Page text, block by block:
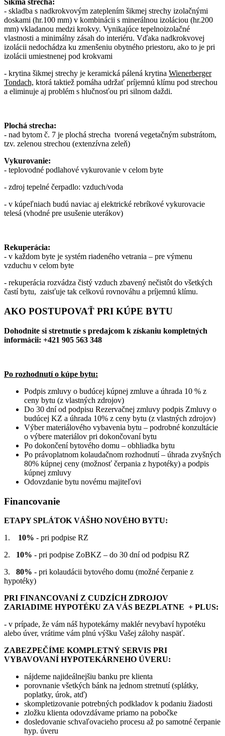
Šikmá strecha:
- skladba s nadkrokvovým zateplením šikmej strechy izolačnými
doskami (hr.100 mm) v kombinácii s minerálnou izoláciou (hr.200
mm) vkladanou medzi krokvy. Vynikajúce tepelnoizolačné
vlastnosti a minimálny zásah do interiéru. Vďaka nadkrokvovej
izolácii nedochádza ku zmenšeniu obytného priestoru, ako to je pri
izolácii umiestnenej pod krokvami
- krytina šikmej strechy je keramická pálená krytina Wienerberger
Tondach, ktorá taktiež pomáha udržať príjemnú klímu pod strechou
a eliminuje aj problém s hlučnosťou pri silnom daždi.
Plochá strecha:
- nad bytom č. 7 je plochá strecha tvorená vegetačným substrátom,
tzv. zelenou strechou (extenzívna zeleň)
Vykurovanie:
- teplovodné podlahové vykurovanie v celom byte
- zdroj tepelné čerpadlo: vzduch/voda
- v kúpeľniach budú naviac aj elektrické rebríkové vykurovacie
telesá (vhodné pre usušenie uterákov)
Rekuperácia:
- v každom byte je systém riadeného vetrania – pre výmenu
vzduchu v celom byte
- rekuperácia rozvádza čistý vzduch zbavený nečistôt do všetkých
častí bytu, zaisťuje tak celkovú rovnováhu a príjemnú klímu.
AKO POSTUPOVAŤ PRI KÚPE BYTU
Dohodnite si stretnutie s predajcom k získaniu kompletných
informácii: +421 905 563 348
Po rozhodnutí o kúpe bytu:
Podpis zmluvy o budúcej kúpnej zmluve a úhrada 10 % z
ceny bytu (z vlastných zdrojov)
Do 30 dní od podpisu Rezervačnej zmluvy podpis Zmluvy o
budúcej KZ a úhrada 10% z ceny bytu (z vlastných zdrojov)
Výber materiálového vybavenia bytu – podrobné konzultácie
o výbere materiálov pri dokončovaní bytu
Po dokončení bytového domu – obhliadka bytu
Po právoplatnom kolaudačnom rozhodnutí – úhrada zvyšných
80% kúpnej ceny (možnosť čerpania z hypotéky) a podpis
kúpnej zmluvy
Odovzdanie bytu novému majiteľovi
Financovanie
ETAPY SPLÁTOK VÁŠHO NOVÉHO BYTU:
1. 10% - pri podpise RZ
2. 10% - pri podpise ZoBKZ – do 30 dní od podpisu RZ
3. 80% - pri kolaudácii bytového domu (možné čerpanie z
hypotéky)
PRI FINANCOVANÍ Z CUDZÍCH ZDROJOV
ZARIADIME HYPOTÉKU ZA VÁS BEZPLATNE + PLUS:
- v prípade, že vám náš hypotekárny maklér nevybaví hypotéku
alebo úver, vrátime vám plnú výšku Vašej zálohy naspäť.
ZABEZPEČÍME KOMPLETNÝ SERVIS PRI
VYBAVOVANÍ HYPOTEKÁRNEHO ÚVERU:
nájdeme najideálnejšiu banku pre klienta
porovnanie všetkých bánk na jednom stretnutí (splátky,
poplatky, úrok, atď)
skompletizovanie potrebných podkladov k podaniu žiadosti
zložku klienta odovzdávame priamo na pobočke
dosledovanie schvaľovacieho procesu až po samotné čerpanie
hyp. úveru